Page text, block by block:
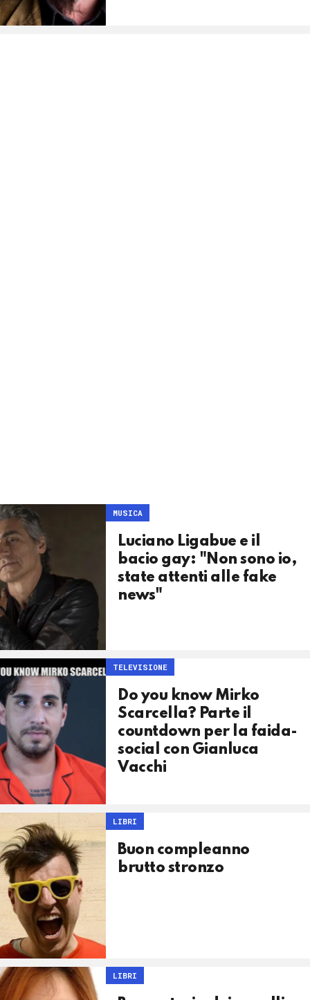
MUSICA
Luciano Ligabue e il
bacio gay: "Non sono io,
state attenti alle fake
news"
TELEVISIONE
Do you know Mirko
Scarcella? Parte il
countdown per la faida-
social con Gianluca
Vacchi
LIBRI
Buon compleanno
brutto stronzo
LIBRI